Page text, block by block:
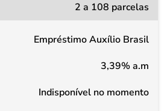
2 a 108 parcelas
Empréstimo Auxílio Brasil
3,39% a.m
Indisponível no momento